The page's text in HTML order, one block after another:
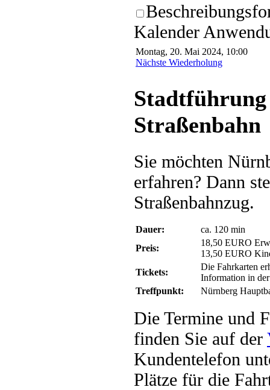
Kalender
Montag, 20. Mai 2024, 10:00
Nächste Wiederholung
Straßenbahn
Sie möchten
erfahren? Dann
Straßenbahnzug.
Dauer:
ca. 120 min
Preis:
18,50 EURO
13,50 EURO
Tickets:
Die Fahrkarten
Information in
Treffpunkt:
Nürnberg
Die Termine und
finden Sie auf der
Kundentelefon
Plätze für die